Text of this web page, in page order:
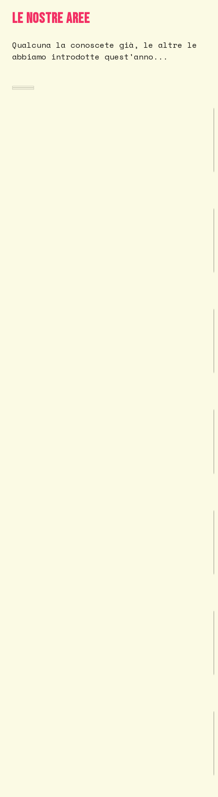
Le nostre Aree
Qualcuna la conoscete già, le altre le
abbiamo introdotte quest'anno...